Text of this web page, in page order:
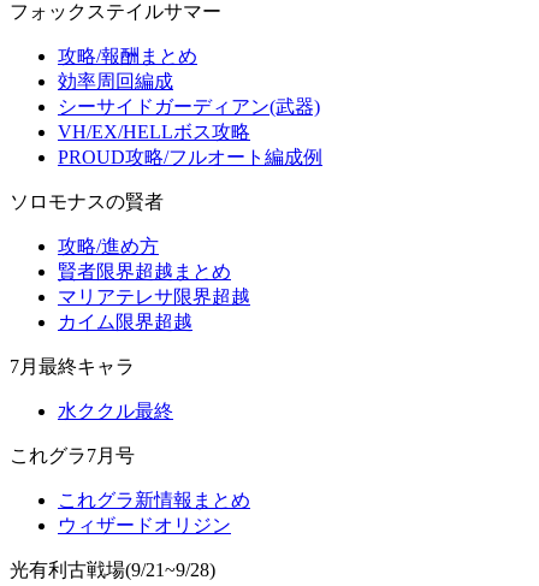
フォックステイルサマー
攻略/報酬まとめ
効率周回編成
シーサイドガーディアン(武器)
VH/EX/HELLボス攻略
PROUD攻略/フルオート編成例
ソロモナスの賢者
攻略/進め方
賢者限界超越まとめ
マリアテレサ限界超越
カイム限界超越
7月最終キャラ
水ククル最終
これグラ7月号
これグラ新情報まとめ
ウィザードオリジン
光有利古戦場(9/21~9/28)